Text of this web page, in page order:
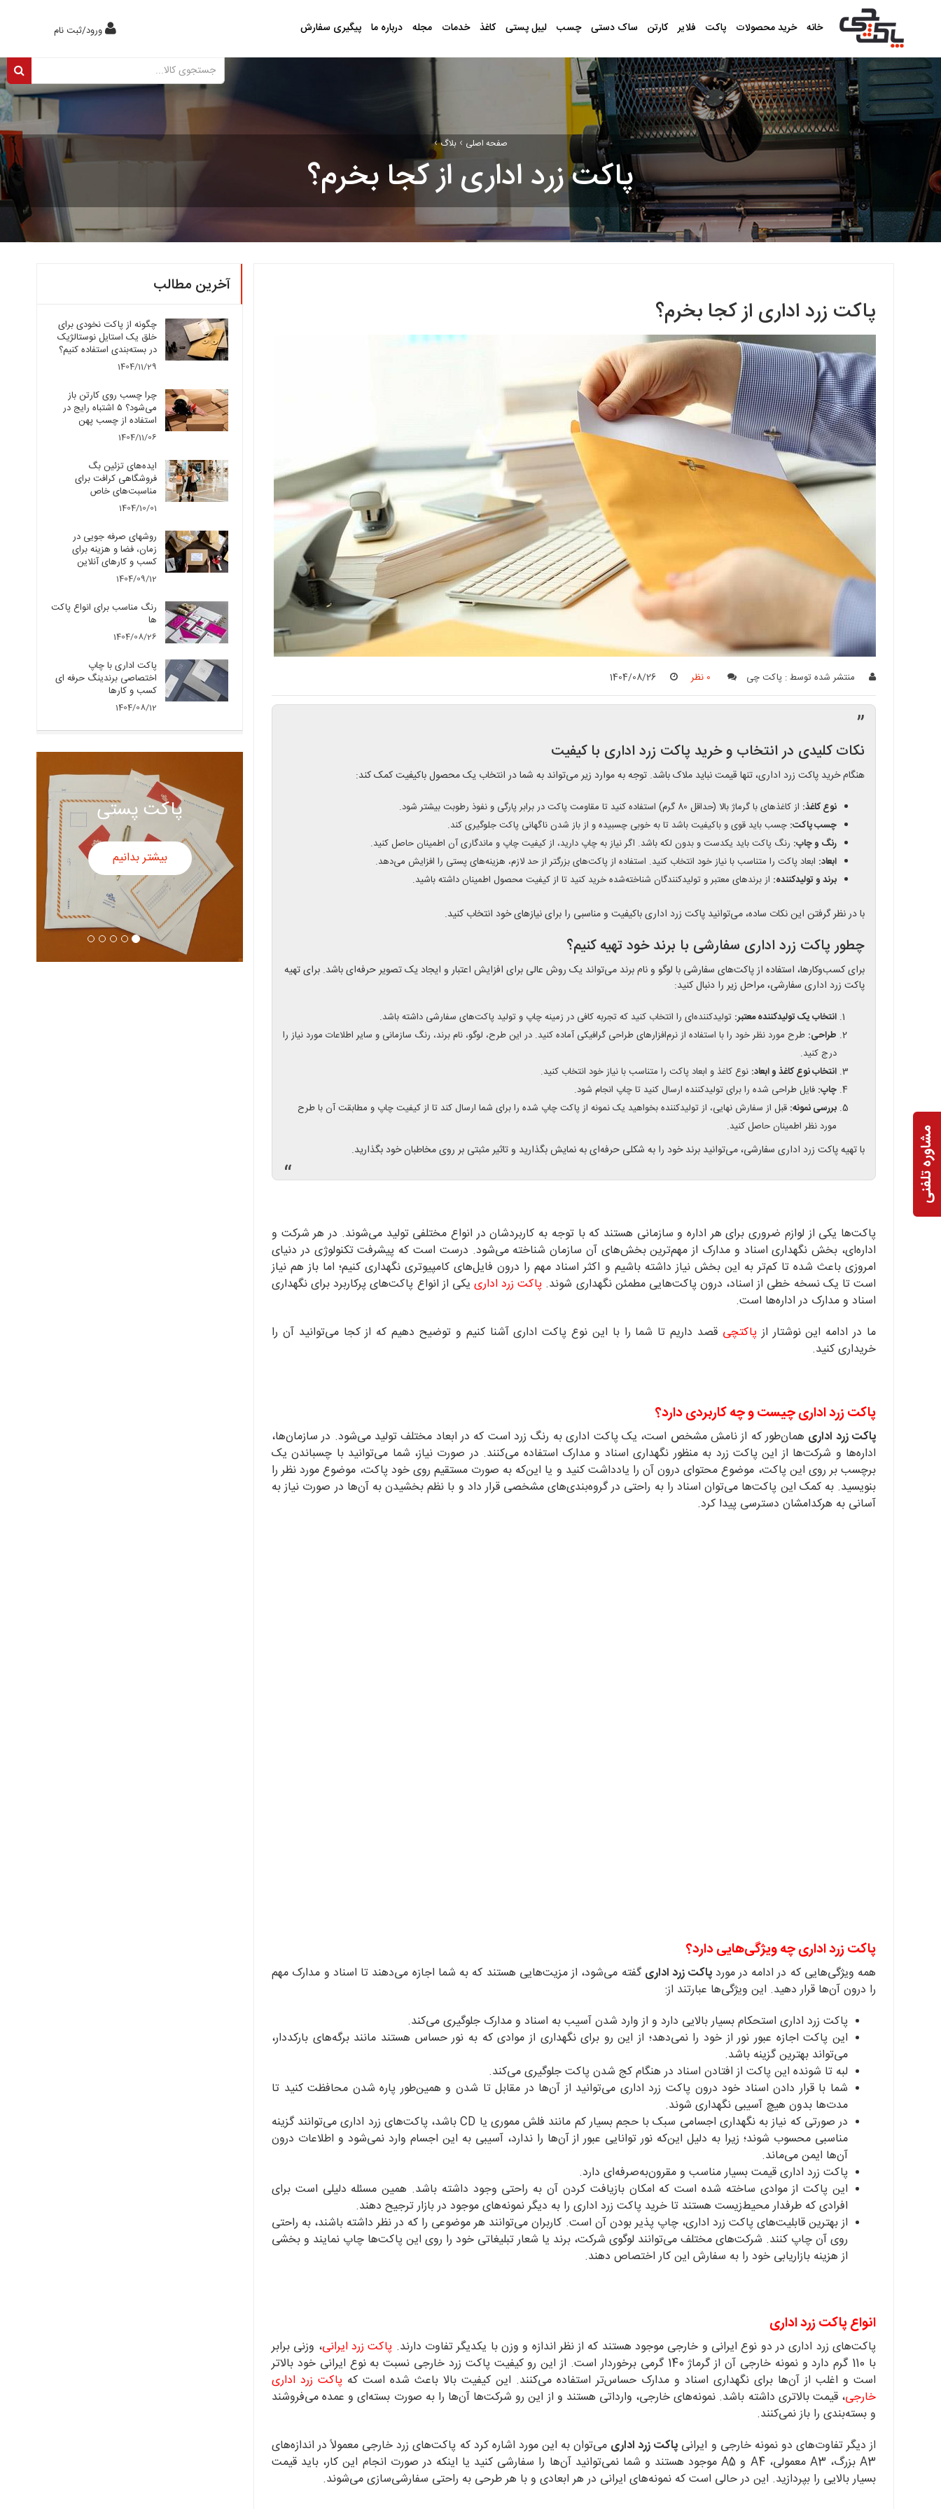
خانه خرید محصولات پاکت فلایر کارتن ساک دستی چسب لیبل پستی کاغذ خدمات مجله درباره ما پیگیری سفارش ورود/ثبت نام
صفحه اصلی › بلاگ ›
پاکت زرد اداری از کجا بخرم؟
پاکت زرد اداری از کجا بخرم؟
منتشر شده توسط : پاکت چی 0 نظر 1404/08/26
”
نکات کلیدی در انتخاب و خرید پاکت زرد اداری با کیفیت
هنگام خرید پاکت زرد اداری، تنها قیمت نباید ملاک باشد. توجه به موارد زیر می‌تواند به شما در انتخاب یک محصول باکیفیت کمک کند:
نوع کاغذ: از کاغذهای با گرماژ بالا (حداقل 80 گرم) استفاده کنید تا مقاومت پاکت در برابر پارگی و نفوذ رطوبت بیشتر شود.
چسب پاکت: چسب باید قوی و باکیفیت باشد تا به خوبی چسبیده و از باز شدن ناگهانی پاکت جلوگیری کند.
رنگ و چاپ: رنگ پاکت باید یکدست و بدون لکه باشد. اگر نیاز به چاپ دارید، از کیفیت چاپ و ماندگاری آن اطمینان حاصل کنید.
ابعاد: ابعاد پاکت را متناسب با نیاز خود انتخاب کنید. استفاده از پاکت‌های بزرگتر از حد لازم، هزینه‌های پستی را افزایش می‌دهد.
برند و تولیدکننده: از برندهای معتبر و تولیدکنندگان شناخته‌شده خرید کنید تا از کیفیت محصول اطمینان داشته باشید.
با در نظر گرفتن این نکات ساده، می‌توانید پاکت زرد اداری باکیفیت و مناسبی را برای نیازهای خود انتخاب کنید.
چطور پاکت زرد اداری سفارشی با برند خود تهیه کنیم؟
برای کسب‌وکارها، استفاده از پاکت‌های سفارشی با لوگو و نام برند می‌تواند یک روش عالی برای افزایش اعتبار و ایجاد یک تصویر حرفه‌ای باشد. برای تهیه
پاکت زرد اداری سفارشی، مراحل زیر را دنبال کنید:
انتخاب یک تولیدکننده معتبر: تولیدکننده‌ای را انتخاب کنید که تجربه کافی در زمینه چاپ و تولید پاکت‌های سفارشی داشته باشد.
طراحی: طرح مورد نظر خود را با استفاده از نرم‌افزارهای طراحی گرافیکی آماده کنید. در این طرح، لوگو، نام برند، رنگ سازمانی و سایر اطلاعات مورد نیاز را
درج کنید.
انتخاب نوع کاغذ و ابعاد: نوع کاغذ و ابعاد پاکت را متناسب با نیاز خود انتخاب کنید.
چاپ: فایل طراحی شده را برای تولیدکننده ارسال کنید تا چاپ انجام شود.
بررسی نمونه: قبل از سفارش نهایی، از تولیدکننده بخواهید یک نمونه از پاکت چاپ شده را برای شما ارسال کند تا از کیفیت چاپ و مطابقت آن با طرح
مورد نظر اطمینان حاصل کنید.
با تهیه پاکت زرد اداری سفارشی، می‌توانید برند خود را به شکلی حرفه‌ای به نمایش بگذارید و تاثیر مثبتی بر روی مخاطبان خود بگذارید.
“
پاکت‌ها یکی از لوازم ضروری برای هر اداره و سازمانی هستند که با توجه به کاربردشان در انواع مختلفی تولید می‌شوند. در هر شرکت و
اداره‌ای، بخش نگهداری اسناد و مدارک از مهم‌ترین بخش‌های آن سازمان شناخته می‌شود. درست است که پیشرفت تکنولوژی در دنیای
امروزی باعث شده تا کم‌تر به این بخش نیاز داشته باشیم و اکثر اسناد مهم را درون فایل‌های کامپیوتری نگهداری کنیم؛ اما باز هم نیاز
است تا یک نسخه خطی از اسناد، درون پاکت‌هایی مطمئن نگهداری شوند. پاکت زرد اداری یکی از انواع پاکت‌های پرکاربرد برای نگهداری
اسناد و مدارک در اداره‌ها است.
ما در ادامه این نوشتار ازپاکتچی قصد داریم تا شما را با این نوع پاکت اداری آشنا کنیم و توضیح دهیم که از کجا می‌توانید آن را
خریداری کنید.
پاکت زرد اداری چیست و چه کاربردی دارد؟
پاکت زرد اداری همان‌طور که از نامش مشخص است، یک پاکت اداری به رنگ زرد است که در ابعاد مختلف تولید می‌شود. در سازمان‌ها،
اداره‌ها و شرکت‌ها از این پاکت زرد به ‌منظور نگهداری اسناد و مدارک استفاده می‌کنند. در صورت نیاز، شما می‌توانید با چسباندن یک
برچسب بر روی این پاکت، موضوع محتوای درون آن را یادداشت کنید و یا این‌که به ‌صورت مستقیم روی خود پاکت، موضوع مورد نظر را
بنویسید. به کمک این پاکت‌ها می‌توان اسناد را به‌ راحتی در گروه‌بندی‌های مشخصی قرار داد و با نظم بخشیدن به آن‌ها در صورت نیاز به‌
آسانی به هرکدامشان دسترسی پیدا کرد.
پاکت زرد اداری چه ویژگی‌هایی دارد؟
همه ویژگی‌هایی که در ادامه در موردپاکت زرد اداریگفته می‌شود، از مزیت‌هایی هستند که به شما اجازه می‌دهند تا اسناد و مدارک مهم
را درون آن‌ها قرار دهید. این ویژگی‌ها عبارتند از:
پاکت زرد اداری استحکام بسیار بالایی دارد و از وارد شدن آسیب به اسناد و مدارک جلوگیری می‌کند.
این پاکت اجازه عبور نور از خود را نمی‌دهد؛ از این ‌رو برای نگهداری از موادی که به نور حساس هستند مانند برگه‌های بارکددار،
می‌تواند بهترین گزینه باشد.
لبه تا شونده این پاکت از افتادن اسناد در هنگام کج شدن پاکت جلوگیری می‌کند.
شما با قرار دادن اسناد خود درون پاکت زرد اداری می‌توانید از آن‌ها در مقابل تا شدن و همین‌طور پاره شدن محافظت کنید تا
مدت‌ها بدون هیچ آسیبی نگهداری شوند.
در صورتی که نیاز به نگهداری اجسامی سبک با حجم بسیار کم مانند فلش مموری یا CD باشد، پاکت‌های زرد اداری می‌توانند گزینه
مناسبی محسوب شوند؛ زیرا به دلیل این‌که نور توانایی عبور از آن‌ها را ندارد، آسیبی به این اجسام وارد نمی‌شود و اطلاعات درون
آن‌ها ایمن می‌ماند.
پاکت زرد اداری قیمت بسیار مناسب و مقرون‌به‌صرفه‌ای دارد.
این پاکت از موادی ساخته ‌شده است که امکان بازیافت کردن آن به‌ راحتی وجود داشته باشد. همین مسئله دلیلی است برای
افرادی که طرفدار محیط‌زیست هستند تا خرید پاکت زرد اداری را به دیگر نمونه‌های موجود در بازار ترجیح دهند.
از بهترین قابلیت‌های پاکت زرد اداری، چاپ پذیر بودن آن است. کاربران می‌توانند هر موضوعی را که در نظر داشته باشند، به ‌راحتی
روی آن چاپ کنند. شرکت‌های مختلف می‌توانند لوگوی شرکت، برند یا شعار تبلیغاتی خود را روی این پاکت‌ها چاپ نمایند و بخشی
از هزینه بازاریابی خود را به سفارش این کار اختصاص دهند.
انواع پاکت زرد اداری
پاکت‌های زرد اداری در دو نوع ایرانی و خارجی موجود هستند که از نظر اندازه و وزن با یکدیگر تفاوت دارند. پاکت زرد ایرانی، وزنی برابر
با 110 گرم دارد و نمونه خارجی آن از گرماژ 140 گرمی برخوردار است. از این ‌رو کیفیت پاکت زرد خارجی نسبت به نوع ایرانی خود بالاتر
است و اغلب از آن‌ها برای نگهداری اسناد و مدارک حساس‌تر استفاده می‌کنند. این کیفیت بالا باعث شده است که پاکت زرد اداری
خارجی، قیمت بالاتری داشته باشد. نمونه‌های خارجی، وارداتی هستند و از این ‌رو شرکت‌ها آن‌ها را به ‌صورت بسته‌ای و عمده می‌فروشند
و بسته‌بندی را باز نمی‌کنند.
از دیگر تفاوت‌های دو نمونه خارجی و ایرانی پاکت زرد اداری می‌توان به این مورد اشاره کرد که پاکت‌های زرد خارجی معمولاً در اندازه‌های
A3 بزرگ، A3 معمولی، A4 و A5 موجود هستند و شما نمی‌توانید آن‌ها را سفارشی‌ کنید یا اینکه در صورت انجام این کار، باید قیمت
بسیار بالایی را بپردازید. این در حالی است که نمونه‌های ایرانی در هر ابعادی و با هر طرحی به ‌راحتی سفارشی‌سازی می‌شوند.
آخرین مطالب
چگونه از پاکت نخودی برای
خلق یک استایل نوستالژیک
در بسته‌بندی استفاده کنیم؟
1404/11/29
چرا چسب روی کارتن باز
می‌شود؟ ۵ اشتباه رایج در
استفاده از چسب پهن
1404/11/06
ایده‌های تزئین بگ
فروشگاهی کرافت برای
مناسبت‌های خاص
1404/10/01
روشهای صرفه جویی در
زمان، فضا و هزینه برای
کسب و کارهای آنلاین
1404/09/12
رنگ مناسب برای انواع پاکت
ها
1404/08/26
پاکت اداری با چاپ
اختصاصی برندینگ حرفه ای
کسب و کارها
1404/08/12
پاکت پستی
بیشتر بدانیم
مشاوره تلفنی